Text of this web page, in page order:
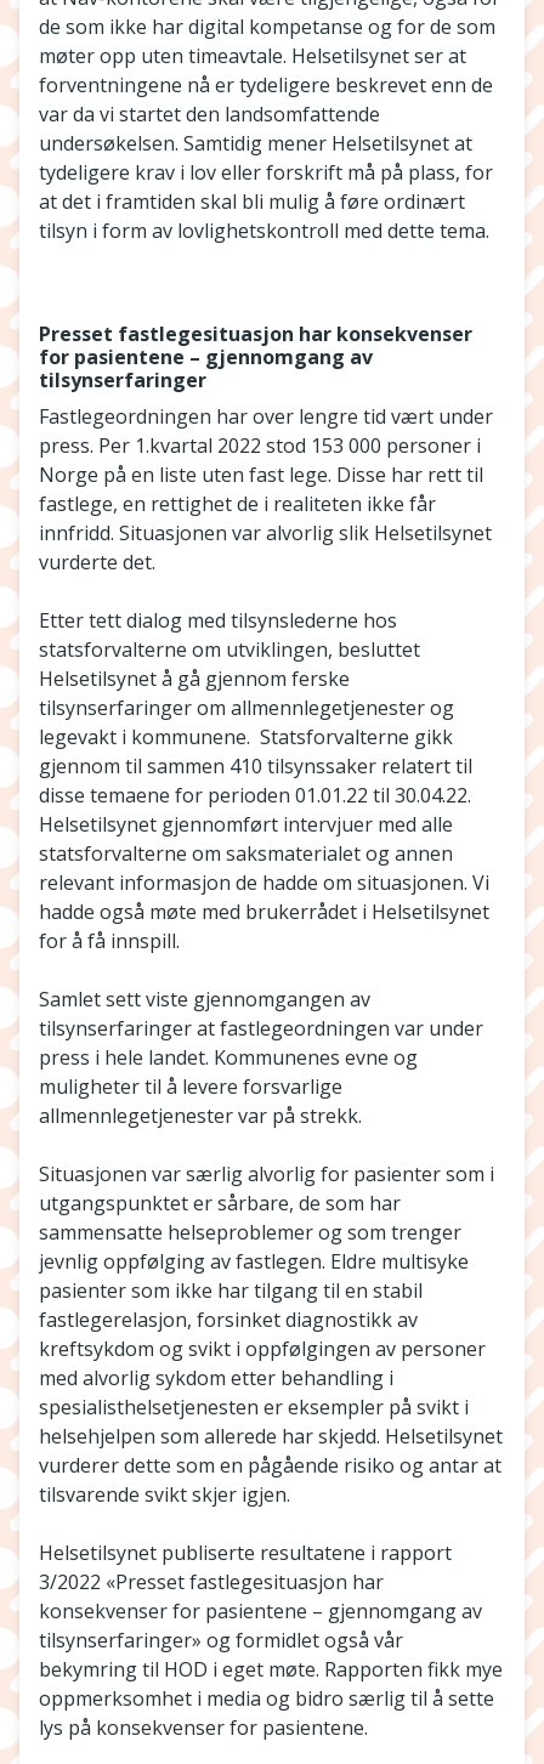
de som ikke har digital kompetanse og for de som
møter opp uten timeavtale. Helsetilsynet ser at
forventningene nå er tydeligere beskrevet enn de
var da vi startet den landsomfattende
undersøkelsen. Samtidig mener Helsetilsynet at
tydeligere krav i lov eller forskrift må på plass, for
at det i framtiden skal bli mulig å føre ordinært
tilsyn i form av lovlighetskontroll med dette tema.
Presset fastlegesituasjon har konsekvenser
for pasientene – gjennomgang av
tilsynserfaringer
Fastlegeordningen har over lengre tid vært under
press. Per 1.kvartal 2022 stod 153 000 personer i
Norge på en liste uten fast lege. Disse har rett til
fastlege, en rettighet de i realiteten ikke får
innfridd. Situasjonen var alvorlig slik Helsetilsynet
vurderte det.
Etter tett dialog med tilsynslederne hos
statsforvalterne om utviklingen, besluttet
Helsetilsynet å gå gjennom ferske
tilsynserfaringer om allmennlegetjenester og
legevakt i kommunene. Statsforvalterne gikk
gjennom til sammen 410 tilsynssaker relatert til
disse temaene for perioden 01.01.22 til 30.04.22.
Helsetilsynet gjennomført intervjuer med alle
statsforvalterne om saksmaterialet og annen
relevant informasjon de hadde om situasjonen. Vi
hadde også møte med brukerrådet i Helsetilsynet
for å få innspill.
Samlet sett viste gjennomgangen av
tilsynserfaringer at fastlegeordningen var under
press i hele landet. Kommunenes evne og
muligheter til å levere forsvarlige
allmennlegetjenester var på strekk.
Situasjonen var særlig alvorlig for pasienter som i
utgangspunktet er sårbare, de som har
sammensatte helseproblemer og som trenger
jevnlig oppfølging av fastlegen. Eldre multisyke
pasienter som ikke har tilgang til en stabil
fastlegerelasjon, forsinket diagnostikk av
kreftsykdom og svikt i oppfølgingen av personer
med alvorlig sykdom etter behandling i
spesialisthelsetjenesten er eksempler på svikt i
helsehjelpen som allerede har skjedd. Helsetilsynet
vurderer dette som en pågående risiko og antar at
tilsvarende svikt skjer igjen.
Helsetilsynet publiserte resultatene i rapport
3/2022 «Presset fastlegesituasjon har
konsekvenser for pasientene – gjennomgang av
tilsynserfaringer» og formidlet også vår
bekymring til HOD i eget møte. Rapporten fikk mye
oppmerksomhet i media og bidro særlig til å sette
lys på konsekvenser for pasientene.